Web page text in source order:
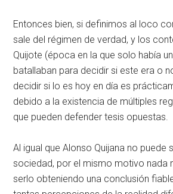
Entonces bien, si definimos al loco
sale del régimen de verdad, y los
Quijote (época en la que solo había
batallaban para decidir si este era o
decidir si lo es hoy en día es
debido a la existencia de múltiples
que pueden defender tesis opuestas.
Al igual que Alonso Quijana no puede
sociedad, por el mismo motivo nada
serlo obteniendo una conclusión